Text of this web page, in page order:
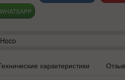
Hoco
характеристики